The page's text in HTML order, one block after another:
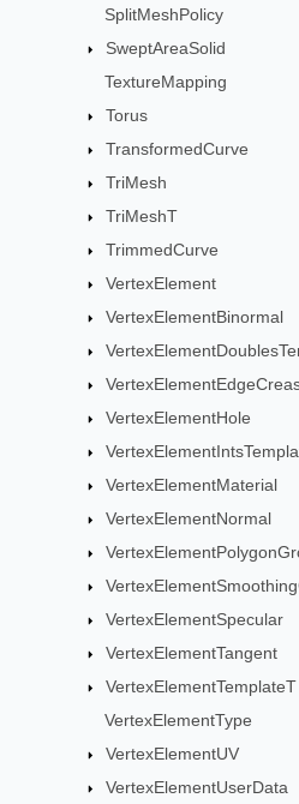
SplitMeshPolicy
SweptAreaSolid
TextureMapping
Torus
TransformedCurve
TriMesh
TriMeshT
TrimmedCurve
VertexElement
VertexElementBinormal
VertexElementHole
VertexElementMaterial
VertexElementNormal
VertexElementSpecular
VertexElementTangent
VertexElementTemplateT
VertexElementType
VertexElementUV
VertexElementUserData